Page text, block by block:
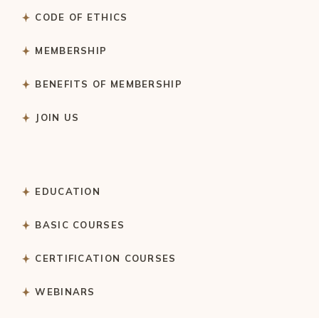
CODE OF ETHICS
MEMBERSHIP
BENEFITS OF MEMBERSHIP
JOIN US
EDUCATION
BASIC COURSES
CERTIFICATION COURSES
WEBINARS